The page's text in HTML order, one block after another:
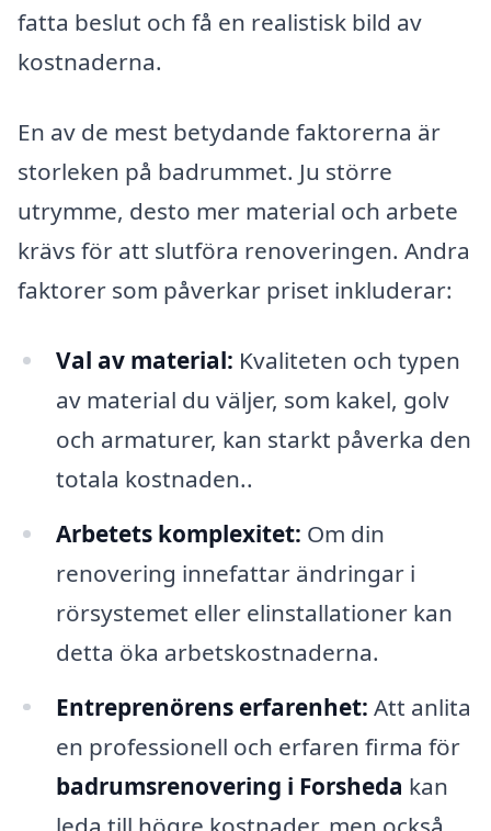
fatta beslut och få en realistisk bild av
kostnaderna.
En av de mest betydande faktorerna är
storleken på badrummet. Ju större
utrymme, desto mer material och arbete
krävs för att slutföra renoveringen. Andra
faktorer som påverkar priset inkluderar:
Val av material: Kvaliteten och typen
av material du väljer, som kakel, golv
och armaturer, kan starkt påverka den
totala kostnaden..
Arbetets komplexitet: Om din
renovering innefattar ändringar i
rörsystemet eller elinstallationer kan
detta öka arbetskostnaderna.
Entreprenörens erfarenhet: Att anlita
en professionell och erfaren firma för
badrumsrenovering i Forsheda kan